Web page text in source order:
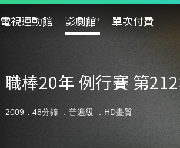
電視運動館 影劇館⁺ 單次付費
職棒20年 例行賽 第
2009．48分鐘 ． 普遍級 ．HD畫質